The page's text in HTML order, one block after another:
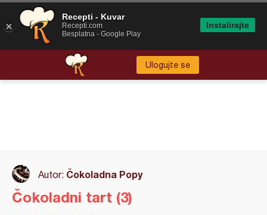
Ulogujte se
Autor: Čokoladna Popy
Čokoladni tart (3)
Recepti - Kuvar
Recepti.com
Besplatna - Google Play
Instalirajte